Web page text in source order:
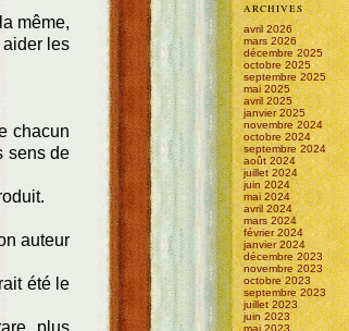
même,
les
chacun
sens de
auteur
été le
plus
ARCHIVES
avril 2026
mars 2026
décembre 2025
octobre 2025
septembre 2025
mai 2025
avril 2025
janvier 2025
novembre 2024
octobre 2024
septembre 2024
août 2024
juillet 2024
juin 2024
mai 2024
avril 2024
mars 2024
février 2024
janvier 2024
décembre 2023
novembre 2023
octobre 2023
septembre 2023
juillet 2023
juin 2023
mai 2023